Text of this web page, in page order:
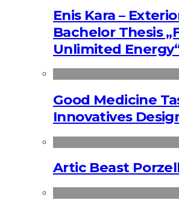
Enis Kara –
Bachelor Thesis
Unlimited
Good Medicine
Innovatives
Artic Beast